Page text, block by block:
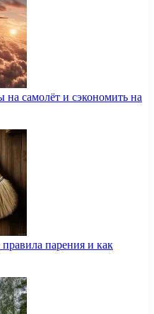
самолёт и сэкономить на
парения и как